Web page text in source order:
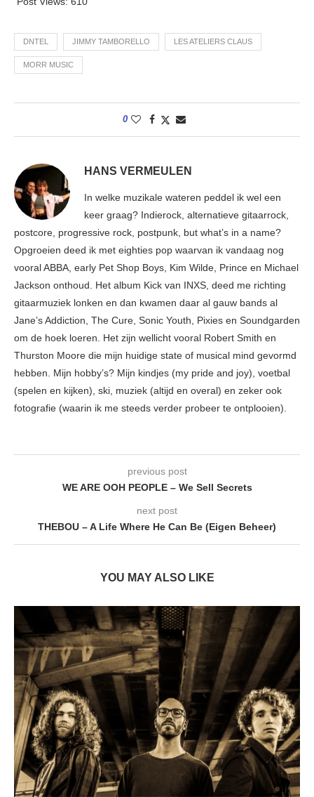
DNTEL JIMMY TAMBORELLO LES ATELIERS CLAUS
MORR MUSIC
0
HANS VERMEULEN
In welke muzikale wateren peddel ik wel een
keer graag? Indierock, alternatieve gitaarrock,
postcore, progressive rock, postpunk, but what’s in a name?
Opgroeien deed ik met eighties pop waarvan ik vandaag nog
vooral ABBA, early Pet Shop Boys, Kim Wilde, Prince en Michael
Jackson onthoud. Het album Kick van INXS, deed me richting
gitaarmuziek lonken en dan kwamen daar al gauw bands al
Jane’s Addiction, The Cure, Sonic Youth, Pixies en Soundgarden
om de hoek loeren. Het zijn wellicht vooral Robert Smith en
Thurston Moore die mijn huidige state of musical mind gevormd
hebben. Mijn hobby’s? Mijn kindjes (my pride and joy), voetbal
(spelen en kijken), ski, muziek (altijd en overal) en zeker ook
fotografie (waarin ik me steeds verder probeer te ontplooien).
previous post
WE ARE OOH PEOPLE – We Sell Secrets
next post
THEBOU – A Life Where He Can Be (Eigen Beheer)
YOU MAY ALSO LIKE